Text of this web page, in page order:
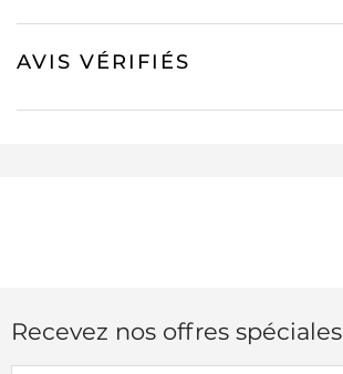
AVIS VÉRIFIÉS
Recevez nos offres spéciales